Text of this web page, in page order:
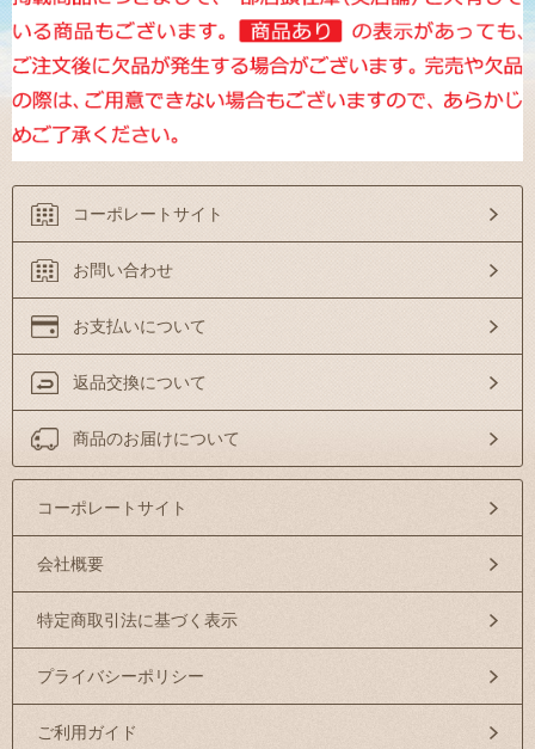
コーポレートサイト
お問い合わせ
お支払いについて
返品交換について
商品のお届けについて
コーポレートサイト
会社概要
特定商取引法に基づく表示
プライバシーポリシー
ご利用ガイド